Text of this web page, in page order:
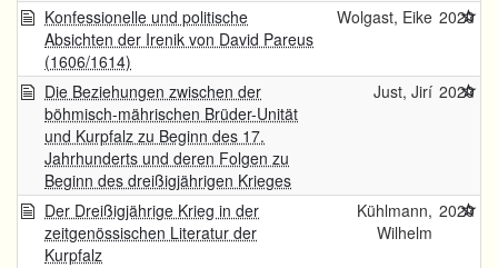
Konfessionelle und politische
Absichten der Irenik von David Pareus
(1606/1614)
Wolgast, Eike 2020
Die Beziehungen zwischen der
böhmisch-mährischen Brüder-Unität
und Kurpfalz zu Beginn des 17.
Jahrhunderts und deren Folgen zu
Beginn des dreißigjährigen Krieges
Just, Jirí 2020
Der Dreißigjährige Krieg in der
zeitgenössischen Literatur der
Kurpfalz
Kühlmann,
Wilhelm
2020